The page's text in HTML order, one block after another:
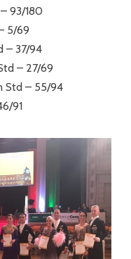
93/180
5/69
– 37/94
– 27/69
Std – 55/94
91